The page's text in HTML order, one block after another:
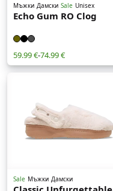
Мъжки Дамски Sale Unisex
Echo Gum RO Clog
59.99 €-74.99 €
Sale Мъжки Дамски